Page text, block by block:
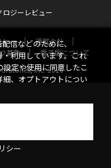
ロジーレビュー
ー
運営会社
募集
電子版について
Inc. 2026
信などのために、
利用しています。これ
定や使用に同意したこ
細、オプトアウトについ
シー